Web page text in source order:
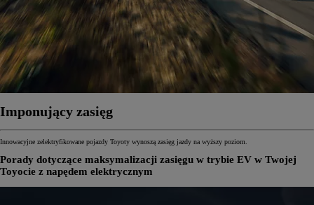
Imponujący zasięg
Innowacyjne zelektryfikowane pojazdy Toyoty wynoszą zasięg jazdy na wyższy poziom.
Porady dotyczące maksymalizacji zasięgu w trybie EV w Twojej
Toyocie z napędem elektrycznym